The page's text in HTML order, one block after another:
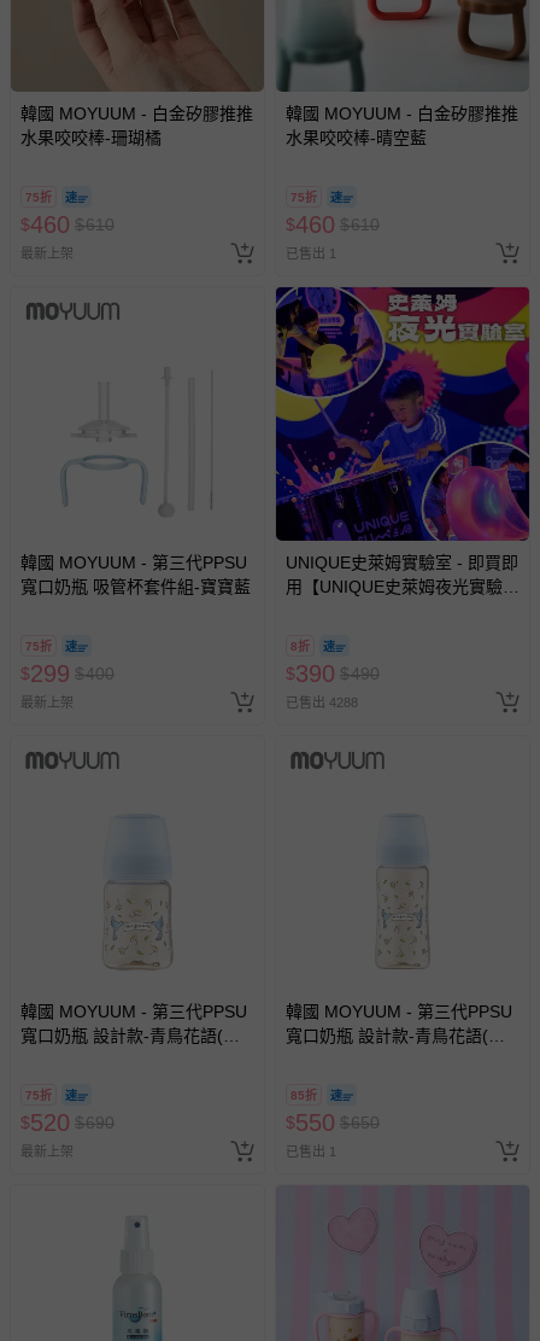
新費用）。
經消費者拆封之影音商品或電腦軟體（例如 DVD、CD
非以有形媒介提供之數位內容或一經提供即為完成之線
上服務，經消費者事先同意始提供（例如線上課程、遊
已拆封之以下類型商品：
-個人衛生用品（例如尿布、貼身衣物、泳裝、襪子、地
-新生兒親膚衣物（嬰幼兒包巾與背巾、包屁衣、學習
褲、紗布衣等）。
-接觸性孕哺產品（奶嘴、奶瓶、擠乳器、哺乳衣、托腹
帶束縛衣、餐搖椅等）。
-其他原廠盒裝商品封口處已貼上「不可拆封」，或具警
示字句等說明貼紙、封條者。
國際航空、客運、訂房等服務。
相關的退換貨辦理流程，可詳見： 退換貨 & 退款問題
其他常見問題：
區，可能會無法配送，或須依據商品需加收離島運費。廠商
亦保留出貨與否的權利。離島、偏遠地區、樓層親送等加價
費用，可能會另需加收。
已出貨通知之訊息為主。
若您對於會員帳號、商品訂購與資訊、購物流程、付款方
式、折價券與購物金的使用、退貨及商品運送方式等有疑
問，你可詳見：
預購商品：預購為海外同步代購，遇缺貨即會通知媽咪並協
助取消退款事宜。
商品如因「價格、組合」等錯誤原因，導致無法安排出貨，
會主動以簡訊及mail通知訂單取消事宜，並將提供適當補
韓國 MOYUUM - 白金矽膠推推
水果咬咬棒-珊瑚橘
75折
$460 $610
最新上架
韓國 MOYUUM - 白金矽膠推推
水果咬咬棒-晴空藍
75折
$460 $610
已售出 1
韓國 MOYUUM - 第三代PPSU
寬口奶瓶 吸管杯套件組-寶寶藍
75折
$299 $400
最新上架
UNIQUE史萊姆實驗室 - 即買即
用【UNIQUE史萊姆夜光實驗室
人小孩均一價(3歲以上需購票))
8折
$390 $490
已售出 4288
韓國 MOYUUM - 第三代PPSU
寬口奶瓶 設計款-青鳥花語(聯
75折
$520 $690
最新上架
韓國 MOYUUM - 第三代PPSU
寬口奶瓶 設計款-青鳥花語(聯
85折
$550 $650
已售出 1